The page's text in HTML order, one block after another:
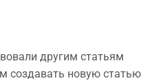
другим статьям
создавать новую статью